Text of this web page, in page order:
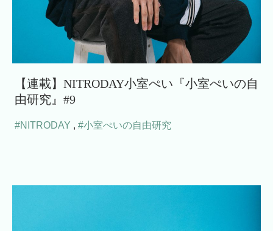
【連載】NITRODAY小室ぺい『小室ぺいの自
由研究』#9
#NITRODAY , #小室ぺいの自由研究